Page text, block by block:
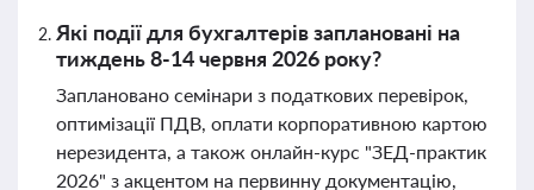
Які події для бухгалтерів заплановані на
тиждень 8-14 червня 2026 року?
Заплановано семінари з податкових перевірок,
оптимізації ПДВ, оплати корпоративною картою
нерезидента, а також онлайн-курс "ЗЕД-практик
2026" з акцентом на первинну документацію,